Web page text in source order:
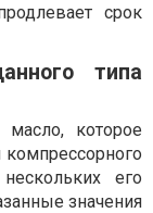
срок
типа
которое
компрессорного
его
значения